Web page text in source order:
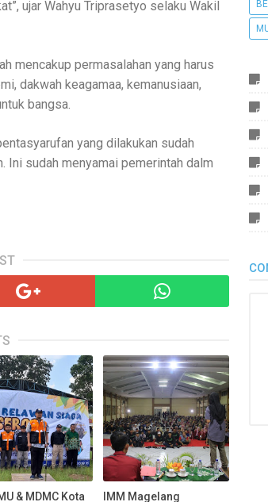
ujar Wahyu Triprasetyo selaku Wakil
mencakup permasalahan yang harus
dakwah keagamaa, kemanusiaan,
bangsa.
yang dilakukan sudah
Ini sudah menyamai pemerintah dalm
& MDMC Kota
IMM Magelang